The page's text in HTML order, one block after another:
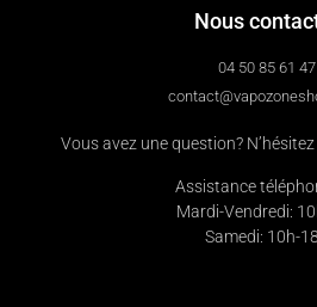
Nous
04 50 85 61 47
Vous avez une question?
Assistance
Mardi-Vendredi:
Samedi: 10h-